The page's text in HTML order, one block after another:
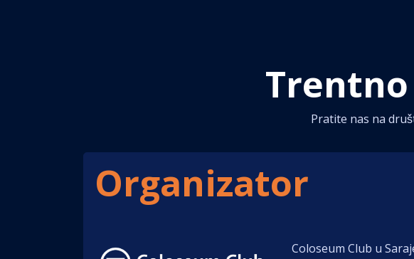
Pratite nas na
Organizator
Coloseum Club u